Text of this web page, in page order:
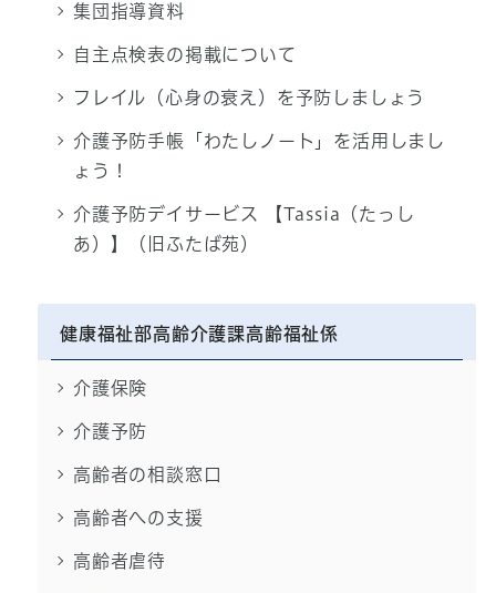
集団指導資料
自主点検表の掲載について
フレイル（心身の衰え）を予防しましょう
介護予防手帳「わたしノート」を活用しまし
ょう！
介護予防デイサービス 【Tassia（たっし
あ）】（旧ふたば苑）
健康福祉部高齢介護課高齢福祉係
介護保険
介護予防
高齢者の相談窓口
高齢者への支援
高齢者虐待